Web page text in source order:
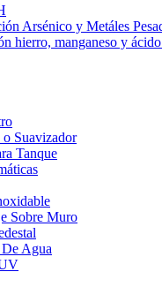
Arsénico y Metáles
hierro, manganeso y
Suavizador
Tanque
Sobre Muro
Agua